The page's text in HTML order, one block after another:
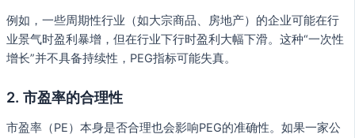
例如，一些周期性行业（如大宗商品、房地产）的企业可能在行
业景气时盈利暴增，但在行业下行时盈利大幅下滑。这种“一次性
增长”并不具备持续性，PEG指标可能失真。
2. 市盈率的合理性
市盈率（PE）本身是否合理也会影响PEG的准确性。如果一家公